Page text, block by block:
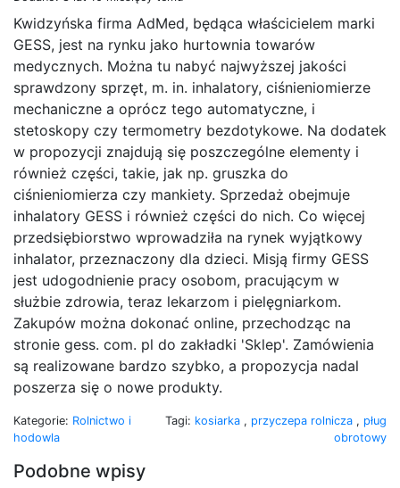
Kwidzyńska firma AdMed, będąca właścicielem marki
GESS, jest na rynku jako hurtownia towarów
medycznych. Można tu nabyć najwyższej jakości
sprawdzony sprzęt, m. in. inhalatory, ciśnieniomierze
mechaniczne a oprócz tego automatyczne, i
stetoskopy czy termometry bezdotykowe. Na dodatek
w propozycji znajdują się poszczególne elementy i
również części, takie, jak np. gruszka do
ciśnieniomierza czy mankiety. Sprzedaż obejmuje
inhalatory GESS i również części do nich. Co więcej
przedsiębiorstwo wprowadziła na rynek wyjątkowy
inhalator, przeznaczony dla dzieci. Misją firmy GESS
jest udogodnienie pracy osobom, pracującym w
służbie zdrowia, teraz lekarzom i pielęgniarkom.
Zakupów można dokonać online, przechodząc na
stronie gess. com. pl do zakładki 'Sklep'. Zamówienia
są realizowane bardzo szybko, a propozycja nadal
poszerza się o nowe produkty.
Kategorie: Rolnictwo i
hodowla
Tagi: kosiarka , przyczepa rolnicza , pług
obrotowy
Podobne wpisy